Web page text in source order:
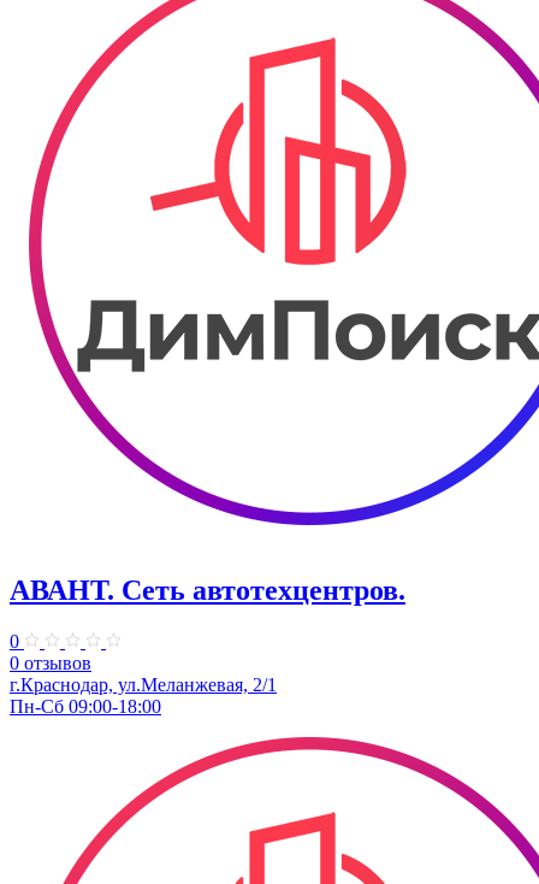
АВАНТ. ​Сеть автотехцентров.
0
0 отзывов
​г.Краснодар, ул.Меланжевая, 2/1
Пн-Сб 09:00-18:00